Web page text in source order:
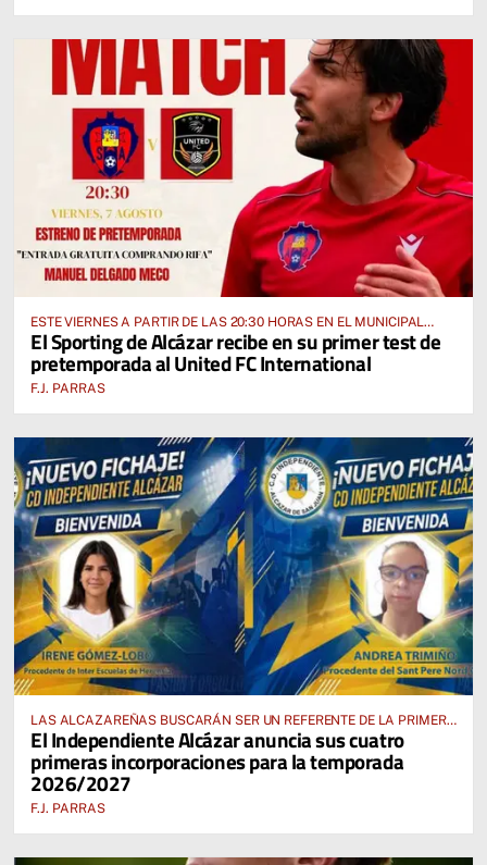
ESTE VIERNES A PARTIR DE LAS 20:30 HORAS EN EL MUNICIPAL
“MANUEL DELGADO MECO”
El Sporting de Alcázar recibe en su primer test de
pretemporada al United FC International
F.J. PARRAS
LAS ALCAZAREÑAS BUSCARÁN SER UN REFERENTE DE LA PRIMERA
AUTONÓMICA PREFERENTE FEMENINA
El Independiente Alcázar anuncia sus cuatro
primeras incorporaciones para la temporada
2026/2027
F.J. PARRAS